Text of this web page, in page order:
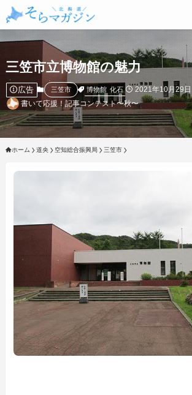
三笠市立博物館の魅力
広告 三笠市 博物館 化石
2021年10月29日
書いて応援！記事コンテスト〜秋〜
ホーム 道央 空知総合振興局 三笠市